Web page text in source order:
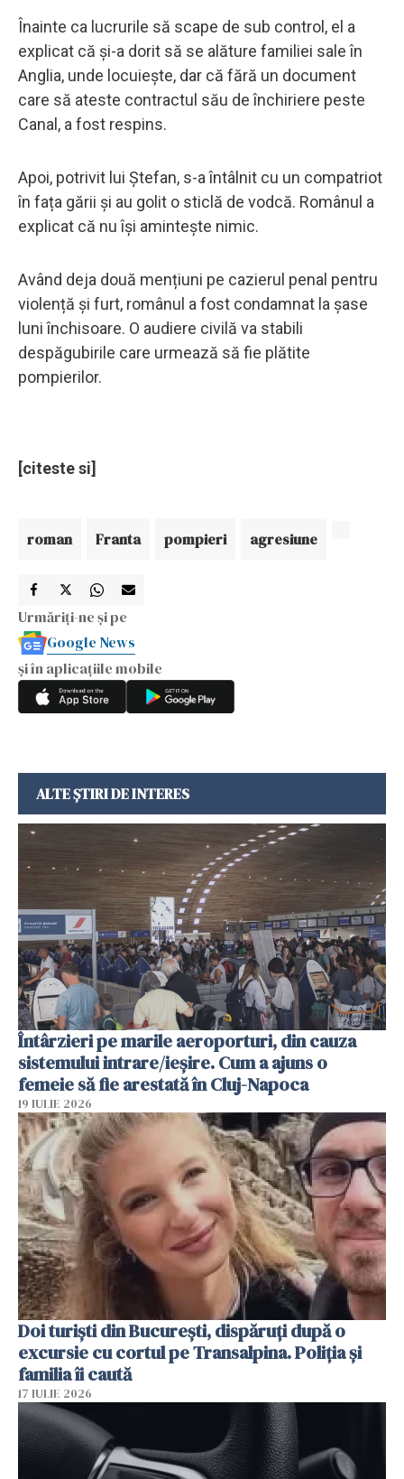
Înainte ca lucrurile să scape de sub control, el a
explicat că și-a dorit să se alăture familiei sale în
Anglia, unde locuiește, dar că fără un document
care să ateste contractul său de închiriere peste
Canal, a fost respins.
Apoi, potrivit lui Ștefan, s-a întâlnit cu un compatriot
în fața gării și au golit o sticlă de vodcă. Românul a
explicat că nu își amintește nimic.
Având deja două mențiuni pe cazierul penal pentru
violență și furt, românul a fost condamnat la șase
luni închisoare. O audiere civilă va stabili
despăgubirile care urmează să fie plătite
pompierilor.
[citeste si]
roman Franta pompieri agresiune
Urmăriți-ne și pe
Google News
și în aplicațiile mobile
ALTE ȘTIRI DE INTERES
Întârzieri pe marile aeroporturi, din cauza
sistemului intrare/ieșire. Cum a ajuns o
femeie să fie arestată în Cluj-Napoca
19 IULIE 2026
Doi turiști din București, dispăruți după o
excursie cu cortul pe Transalpina. Poliția și
familia îi caută
17 IULIE 2026